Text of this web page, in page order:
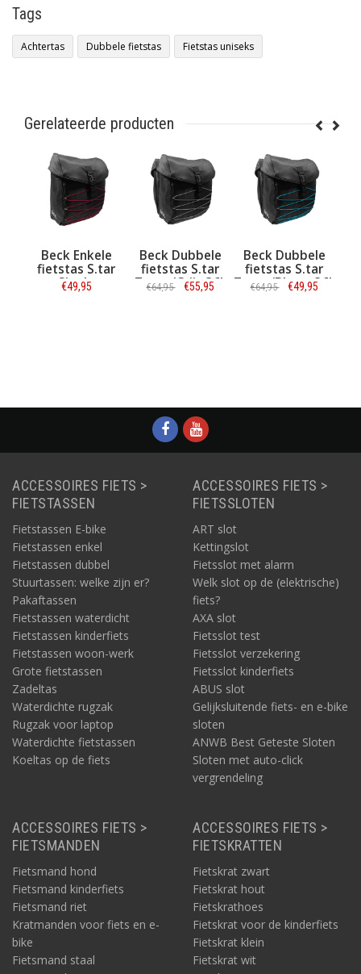
Tags
Achtertas Dubbele fietstas Fietstas uniseks
Gerelateerde producten
Beck Dubbele
fietstas S.tar
Zwart/Grijs 36L
€64,95
Beck Dubbele
fietstas S.tar
Zwart/Blauw 36L
€64,95 €49,95
Beck
Afstandhouder
€4,95
ACCESSOIRES FIETS >
FIETSTASSEN
Fietstassen E-bike
Fietstassen enkel
Fietstassen dubbel
Stuurtassen: welke zijn er?
Pakaftassen
Fietstassen waterdicht
Fietstassen kinderfiets
Fietstassen woon-werk
Grote fietstassen
Zadeltas
Waterdichte rugzak
Rugzak voor laptop
Waterdichte fietstassen
Koeltas op de fiets
ACCESSOIRES FIETS >
FIETSSLOTEN
ART slot
Kettingslot
Fietsslot met alarm
Welk slot op de (elektrische)
fiets?
AXA slot
Fietsslot test
Fietsslot verzekering
Fietsslot kinderfiets
ABUS slot
Gelijksluitende fiets- en e-bike
sloten
ANWB Best Geteste Sloten
Sloten met auto-click
vergrendeling
ACCESSOIRES FIETS >
FIETSMANDEN
Fietsmand hond
Fietsmand kinderfiets
Fietsmand riet
Kratmanden voor fiets en e-
bike
Fietsmand staal
ACCESSOIRES FIETS >
FIETSKRATTEN
Fietskrat zwart
Fietskrat hout
Fietskrathoes
Fietskrat voor de kinderfiets
Fietskrat klein
Fietskrat wit